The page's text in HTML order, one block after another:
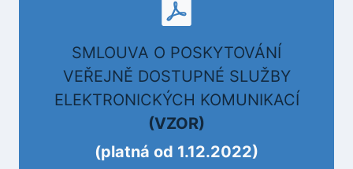
SMLOUVA O POSKYTOVÁNÍ
VEŘEJNĚ DOSTUPNÉ SLUŽBY
ELEKTRONICKÝCH KOMUNIKACÍ
(VZOR)
(platná od 1.12.2022)